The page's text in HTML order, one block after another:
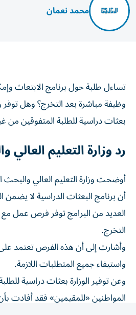
محمد نعمان
وظيفة مباشرة بعد التخرج؟ وهل توفر
بعثات دراسية للطلبة المتفوقين من
رد وزارة التعليم العالي
أوضحت وزارة التعليم العالي والبحث
أن برنامج البعثات الدراسية لا يضمن
العديد من البرامج توفر فرص عمل
التخرج.
وأشارت إلى أن هذه الفرص تعتمد على
واستيفاء جميع المتطلبات اللازمة.
وعن توفير الوزارة بعثات دراسية
المواطنين «للمقيمين» فقد أفادت
مُخصص حصراً لمواطني دولة الإمارات